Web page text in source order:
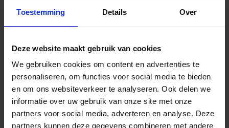
Toestemming Details Over
Deze website maakt gebruik van cookies
We gebruiken cookies om content en advertenties te
personaliseren, om functies voor social media te bieden
en om ons websiteverkeer te analyseren. Ook delen we
informatie over uw gebruik van onze site met onze
partners voor social media, adverteren en analyse. Deze
partners kunnen deze gegevens combineren met andere
EKSN300G Bewegingsvoegprofiel